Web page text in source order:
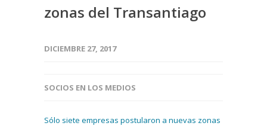
zonas del Transantiago
DICIEMBRE 27, 2017
SOCIOS EN LOS MEDIOS
Sólo siete empresas postularon a nuevas zonas